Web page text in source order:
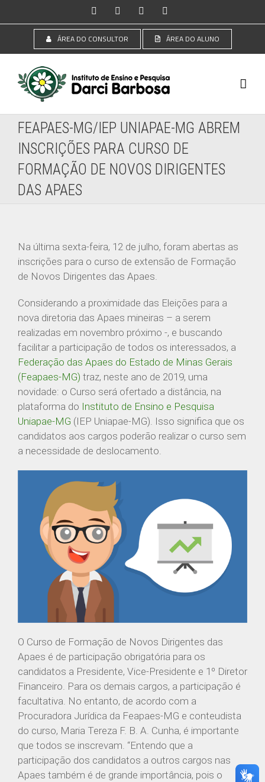
para
conteúdo
InstagramFacebookYouTube
ÁREA DO CONSULTOR ÁREA DO ALUNO
FEAPAES-MG/IEP UNIAPAE-MG ABREM
INSCRIÇÕES PARA CURSO DE
FORMAÇÃO DE NOVOS DIRIGENTES
DAS APAES
Na última sexta-feira, 12 de julho, foram abertas as
inscrições para o curso de extensão de Formação
de Novos Dirigentes das Apaes.
Considerando a proximidade das Eleições para a
nova diretoria das Apaes mineiras – a serem
realizadas em novembro próximo -, e buscando
facilitar a participação de todos os interessados, a
Federação das Apaes do Estado de Minas Gerais
(Feapaes-MG) traz, neste ano de 2019, uma
novidade: o Curso será ofertado a distância, na
plataforma do Instituto de Ensino e Pesquisa
Uniapae-MG (IEP Uniapae-MG). Isso significa que os
candidatos aos cargos poderão realizar o curso sem
a necessidade de deslocamento.
O Curso de Formação de Novos Dirigentes das
Apaes é de participação obrigatória para os
candidatos a Presidente, Vice-Presidente e 1º Diretor
Financeiro. Para os demais cargos, a participação é
facultativa. No entanto, de acordo com a
Procuradora Jurídica da Feapaes-MG e conteudista
do curso, Maria Tereza F. B. A. Cunha, é importante
que todos se inscrevam. “Entendo que a
participação dos candidatos a outros cargos nas
Apaes também é de grande importância, pois o